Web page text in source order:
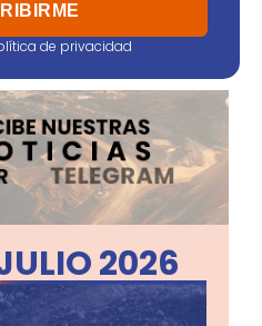
de privacidad
2026